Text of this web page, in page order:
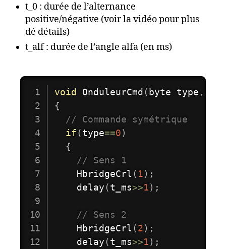
t_0 : durée de l’alternance
positive/négative (voir la vidéo pour plus
dé détails)
t_alf : durée de l’angle alfa (en ms)
void OnduleurCmd(byte type ,
{
// Commande symétrique
if(type==0)
{
// Sens 1
HbridgeCrl ( 1) ;
delay(t_ms>>1) ;
// Sens 2
HbridgeCrl (2) ;
delay(t_ms>>1) ;